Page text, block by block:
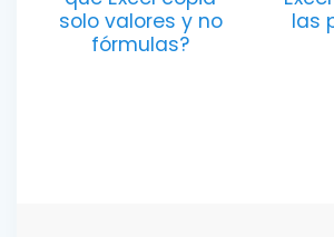
entradas
solo valores y no
fórmulas?
las